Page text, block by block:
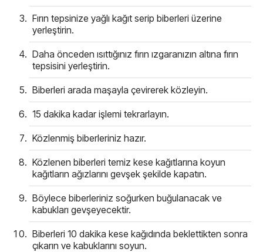
Fırın tepsinize yağlı kağıt serip biberleri üzerine
yerleştirin.
Daha önceden ısıttığınız fırın ızgaranızın altına fırın
tepsisini yerleştirin.
Biberleri arada maşayla çevirerek közleyin.
15 dakika kadar işlemi tekrarlayın.
Közlenmiş biberleriniz hazır.
Közlenen biberleri temiz kese kağıtlarına koyun
kağıtların ağızlarını gevşek şekilde kapatın.
Böylece biberleriniz soğurken buğulanacak ve
kabukları gevşeyecektir.
Biberleri 10 dakika kese kağıdında beklettikten sonra
çıkarın ve kabuklarını soyun.